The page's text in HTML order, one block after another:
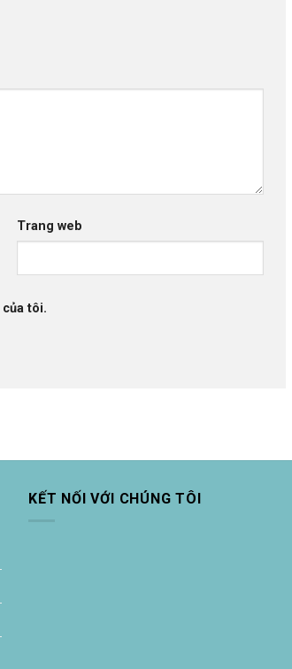
Trang web
tôi.
KẾT NỐI VỚI CHÚNG TÔI